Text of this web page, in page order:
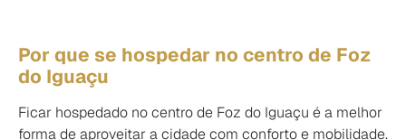
Por que se hospedar no centro de Foz
do Iguaçu
Ficar hospedado no centro de Foz do Iguaçu é a melhor
forma de aproveitar a cidade com conforto e mobilidade.